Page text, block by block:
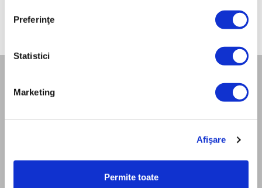
Preferinţe
Statistici
Marketing
Afişare
Permite toate
COMPANIA
Siguranța produselor